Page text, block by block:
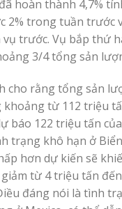
hoàn thành 4,7%
2% trong tuần trước
vụ trước. Vụ bắp thứ
3/4 tổng sản
cho rằng tổng sản
từ 112 triệu
báo 122 triệu tấn
trạng khô hạn ở
hơn dự kiến ​​sẽ
từ 4 triệu tấn
đáng nói là tình